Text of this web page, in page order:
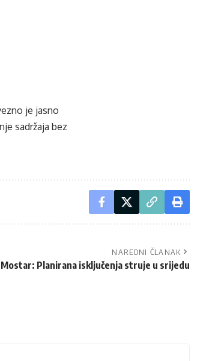
je jasno
sadržaja bez
NAREDNI ČLANAK
Planirana isključenja struje u srijedu